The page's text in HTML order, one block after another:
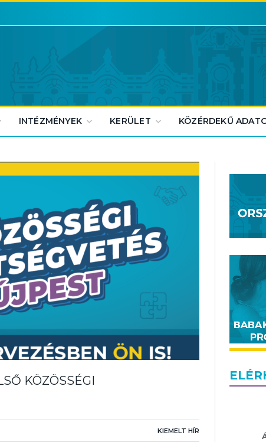
INTÉZMÉNYEK KERÜLET KÖZÉRDEKŰ
KÖZÖSSÉGI
KIEMELT HÍR